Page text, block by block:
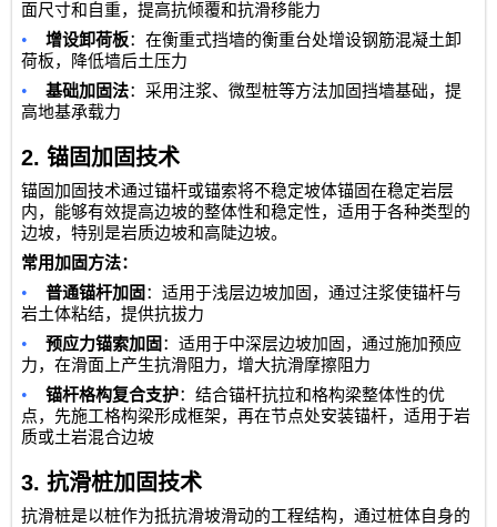
面尺寸和自重，提高抗倾覆和抗滑移能力
• 增设卸荷板：在衡重式挡墙的衡重台处增设钢筋混凝土卸
荷板，降低墙后土压力
• 基础加固法：采用注浆、微型桩等方法加固挡墙基础，提
高地基承载力
2.锚固加固技术
锚固加固技术通过锚杆或锚索将不稳定坡体锚固在稳定岩层
内，能够有效提高边坡的整体性和稳定性，适用于各种类型的
边坡，特别是岩质边坡和高陡边坡。
常用加固方法：
• 普通锚杆加固 ：适用于浅层边坡加固，通过注浆使锚杆与
岩土体粘结，提供抗拔力
• 预应力锚索加固 ：适用于中深层边坡加固，通过施加预应
力，在滑面上产生抗滑阻力，增大抗滑摩擦阻力
• 锚杆格构复合支护：结合锚杆抗拉和格构梁整体性的优
点，先施工格构梁形成框架，再在节点处安装锚杆，适用于岩
质或土岩混合边坡
3.抗滑桩加固技术
抗滑桩是以桩作为抵抗滑坡滑动的工程结构，通过桩体自身的